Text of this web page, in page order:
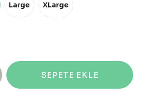
Large XLarge
SEPETE EKLE